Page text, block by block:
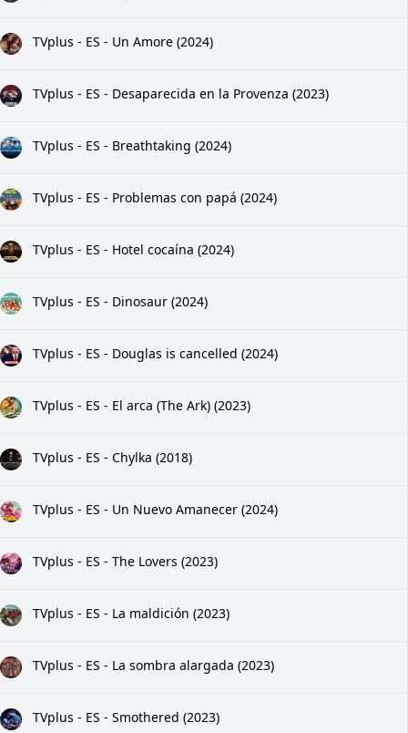
TVplus - ES - Un Amore (2024)
TVplus - ES - Desaparecida en la Provenza (2023)
TVplus - ES - Breathtaking (2024)
TVplus - ES - Problemas con papá (2024)
TVplus - ES - Hotel cocaína (2024)
TVplus - ES - Dinosaur (2024)
TVplus - ES - Douglas is cancelled (2024)
TVplus - ES - El arca (The Ark) (2023)
TVplus - ES - Chylka (2018)
TVplus - ES - Un Nuevo Amanecer (2024)
TVplus - ES - The Lovers (2023)
TVplus - ES - La maldición (2023)
TVplus - ES - La sombra alargada (2023)
TVplus - ES - Smothered (2023)